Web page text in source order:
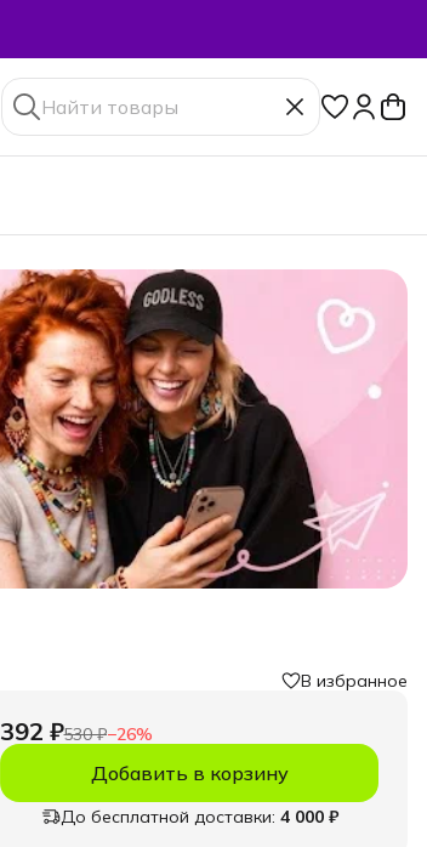
В избранное
392 ₽530 ₽−26%
Добавить в корзину
До бесплатной доставки: 4 000 ₽